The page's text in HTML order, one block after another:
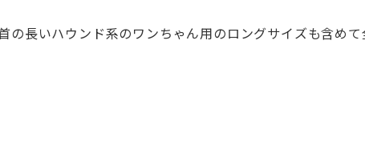
の長いハウンド系のワンちゃん用のロングサイズも含めて